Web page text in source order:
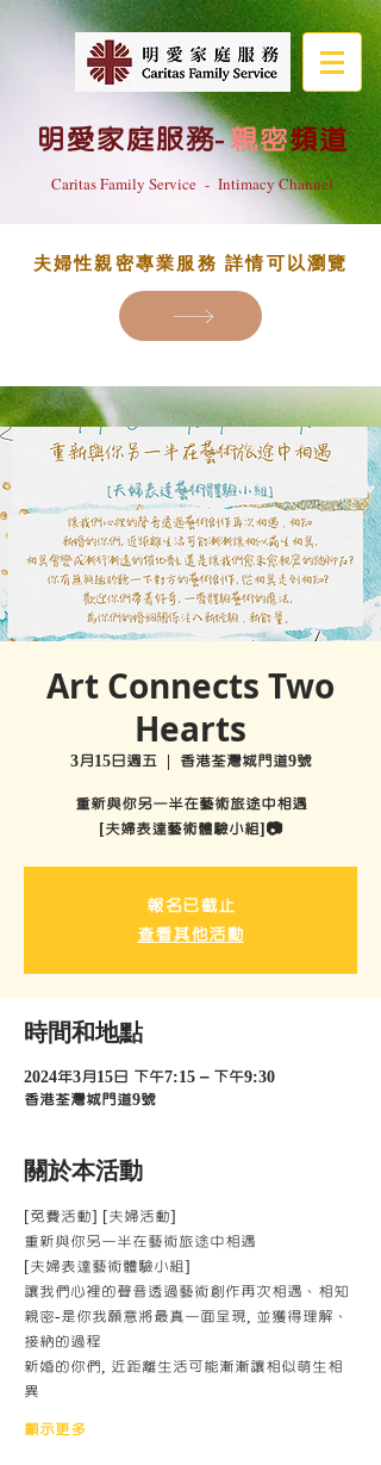
明愛家庭服務-親密頻道
Caritas Family Service - Intimacy Channel
夫婦性親密專業服務 詳情可以瀏覽
Art Connects Two
Hearts
3月15日週五
  |
香港荃灣城門道9號
重新與你另一半在藝術旅途中相遇
[夫婦表達藝術體驗小組]📷
報名已截止
查看其他活動
時間和地點
2024年3月15日 下午7:15 – 下午9:30
香港荃灣城門道9號
關於本活動
[免費活動] [夫婦活動]
重新與你另一半在藝術旅途中相遇
[夫婦表達藝術體驗小組]
讓我們心裡的聲音透過藝術創作再次相遇、相知
親密-是你我願意將最真一面呈現, 並獲得理解、
接納的過程
新婚的你們, 近距離生活可能漸漸讓相似萌生相
異
顯示更多